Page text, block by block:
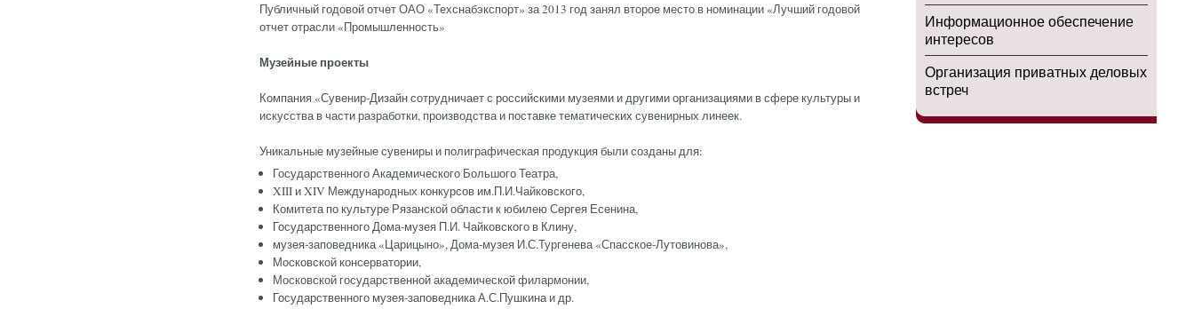
Публичный годовой отчет ОАО «Техснабэкспорт» за 2013 год занял второе место в номинации «Лучший годовой
отчет отрасли «Промышленность»
Музейные проекты
Компания «Сувенир-Дизайн сотрудничает с российскими музеями и другими организациями в сфере культуры и
искусства в части разработки, производства и поставке тематических сувенирных линеек.
Уникальные музейные сувениры и полиграфическая продукция были созданы для:
Государственного Академического Большого Театра,
XIII и XIV Международных конкурсов им.П.И.Чайковского,
Комитета по культуре Рязанской области к юбилею Сергея Есенина,
Государственного Дома-музея П.И. Чайковского в Клину,
музея-заповедника «Царицыно», Дома-музея И.С.Тургенева «Спасское-Лутовинова»,
Московской консерватории,
Московской государственной академической филармонии,
Государственного музея-заповедника А.С.Пушкина и др.
Информационное обеспечение
интересов
Организация приватных деловых
встреч